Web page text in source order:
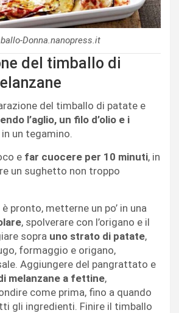
Donna.nanopress.it
del timballo di
del timballo di patate e
l’aglio, un filo d’olio e i
in un tegamino.
e far cuocere per 10 minuti, in
un sughetto non troppo
pronto, metterne un po’ in una
, spolverare con l’origano e il
sopra uno strato di patate,
formaggio e origano,
Aggiungere del pangrattato e
melanzane a fettine,
come prima, fino a quando
gli ingredienti. Finire il timballo